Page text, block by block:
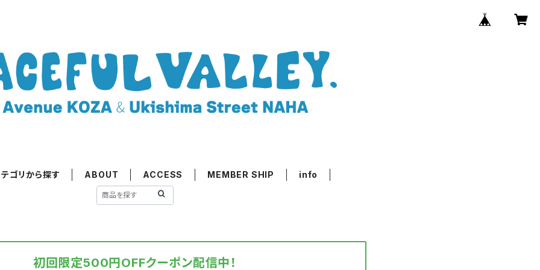
ゴリから探す ABOUT ACCESS MEMBER SHIP info
初回限定500円OFFクーポン配信中！